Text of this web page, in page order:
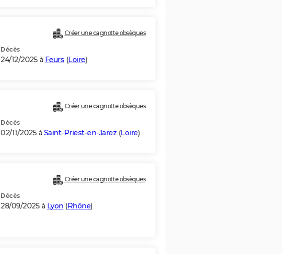
Créer une cagnotte obsèques
Décès
24/12/2025 à Feurs (Loire)
Créer une cagnotte obsèques
Décès
02/11/2025 à Saint-Priest-en-Jarez (Loire)
Créer une cagnotte obsèques
Décès
28/09/2025 à Lyon (Rhône)